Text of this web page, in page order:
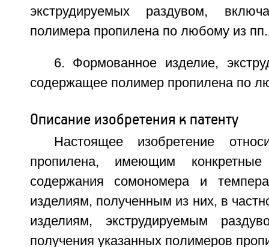
экструдируемых раздувом,
полимера пропилена по любому из
6. Формованное изделие,
содержащее полимер пропилена по
Описание изобретения к патенту
Настоящее изобретение
пропилена, имеющим
содержания сомономера и
изделиям, полученным из них, в
изделиям, экструдируемым
получения указанных полимеров